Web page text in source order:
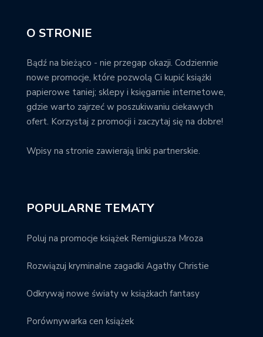
O STRONIE
Bądź na bieżąco - nie przegap okazji. Codziennie
nowe promocje, które pozwolą Ci kupić książki
papierowe taniej; sklepy i księgarnie internetowe,
gdzie warto zajrzeć w poszukiwaniu ciekawych
ofert. Korzystaj z promocji i zaczytaj się na dobre!
Wpisy na stronie zawierają linki partnerskie.
POPULARNE TEMATY
Poluj na promocje książek Remigiusza Mroza
Rozwiązuj kryminalne zagadki Agathy Christie
Odkrywaj nowe światy w książkach fantasy
Porównywarka cen książek